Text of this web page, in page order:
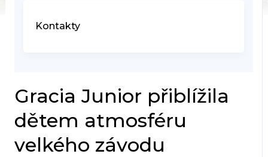
Kontakty
Gracia Junior přiblížila
dětem atmosféru
velkého závodu